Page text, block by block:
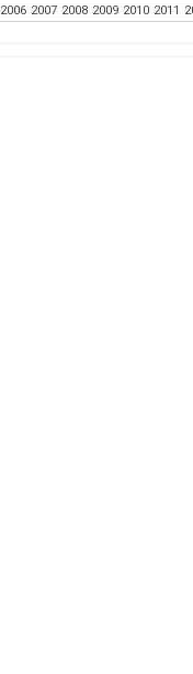
2006 2007 2008 2009 2010 2011